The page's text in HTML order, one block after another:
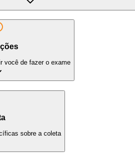
você de fazer o exame
sobre a coleta